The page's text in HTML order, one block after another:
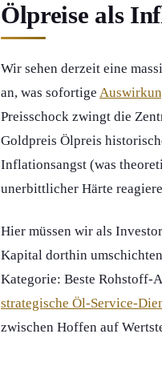
Ölpreise als
Wir sehen derzeit eine
an, was sofortige
Preisschock zwingt die
Goldpreis Ölpreis
Inflationsangst (was
unerbittlicher Härte
Hier müssen wir als
Kapital dorthin
Kategorie: Beste Rohstoff-
strategische Öl-Service-
zwischen Hoffen auf